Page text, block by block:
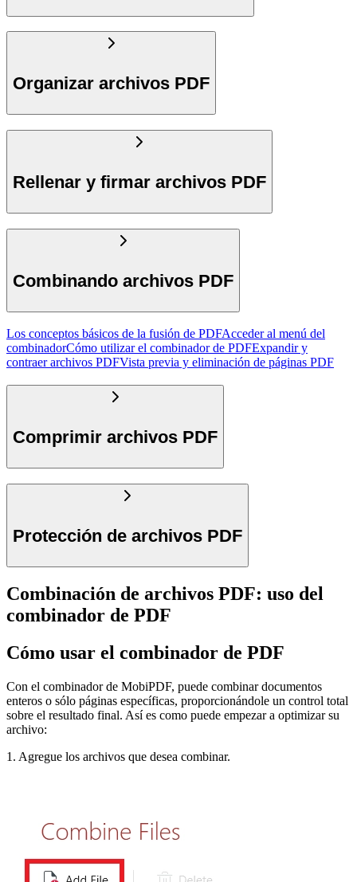
Organizar archivos PDF
Rellenar y firmar archivos PDF
Combinando archivos PDF
Los conceptos básicos de la fusión de PDFAcceder al menú del
combinadorCómo utilizar el combinador de PDFExpandir y
contraer archivos PDFVista previa y eliminación de páginas PDF
Comprimir archivos PDF
Protección de archivos PDF
Combinación de archivos PDF: uso del
combinador de PDF
Cómo usar el combinador de PDF
Con el combinador de MobiPDF, puede combinar documentos
enteros o sólo páginas específicas, proporcionándole un control total
sobre el resultado final. Así es como puede empezar a optimizar su
archivo:
1. Agregue los archivos que desea combinar.